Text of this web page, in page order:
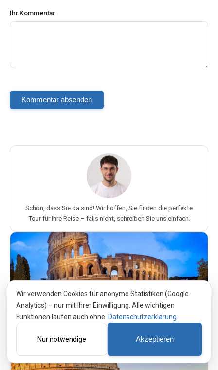
Ihr Kommentar
Kommentar absenden
Schön, dass Sie da sind! Wir hoffen, Sie finden die perfekte
Tour für Ihre Reise – falls nicht, schreiben Sie uns einfach.
Colosseum Night Tour — VIP Experience
★ 4.1 411)
Wir verwenden Cookies für anonyme Statistiken (Google
Analytics) – nur mit Ihrer Einwilligung. Alle wichtigen
Funktionen laufen auch ohne. Datenschutzerklärung
Nur notwendige Akzeptieren